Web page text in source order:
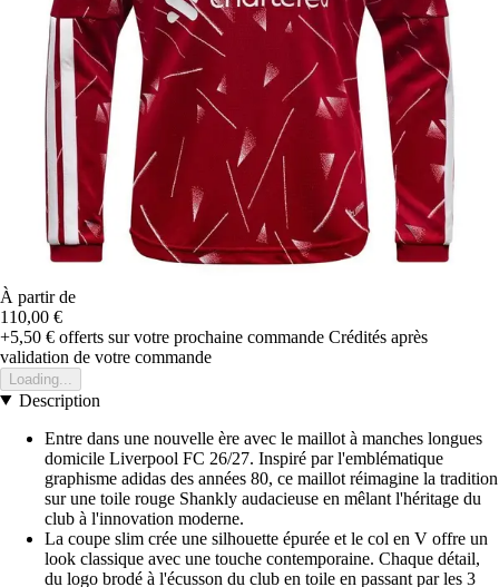
À partir de
110,00 €
+5,50 € offerts sur votre prochaine commande Crédités après
validation de votre commande
Loading...
Description
Entre dans une nouvelle ère avec le maillot à manches longues
domicile Liverpool FC 26/27. Inspiré par l'emblématique
graphisme adidas des années 80, ce maillot réimagine la tradition
sur une toile rouge Shankly audacieuse en mêlant l'héritage du
club à l'innovation moderne.
La coupe slim crée une silhouette épurée et le col en V offre un
look classique avec une touche contemporaine. Chaque détail,
du logo brodé à l'écusson du club en toile en passant par les 3